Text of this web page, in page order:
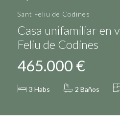
Sant Feliu de Codines
Casa unifamiliar en
Feliu de Codines
465.000 €
3 Habs 2 Baños